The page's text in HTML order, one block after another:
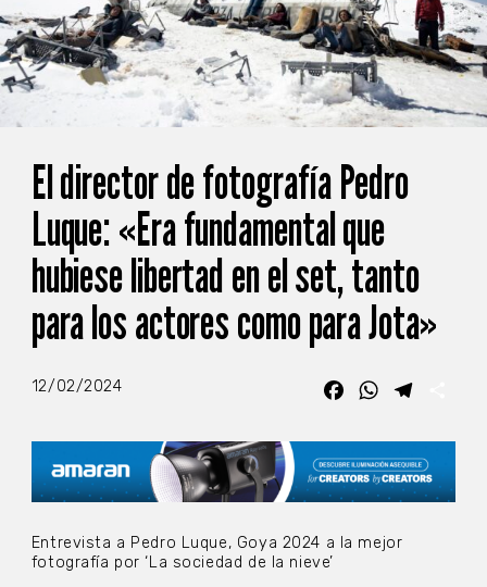
El director de fotografía Pedro
Luque: «Era fundamental que
hubiese libertad en el set, tanto
para los actores como para Jota»
12/02/2024 FacebookWhatsApp
Entrevista a Pedro Luque, Goya 2024 a la mejor
fotografía por ‘La sociedad de la nieve’